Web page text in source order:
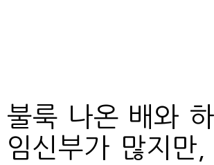
불룩 나온 배와
임신부가 많지만